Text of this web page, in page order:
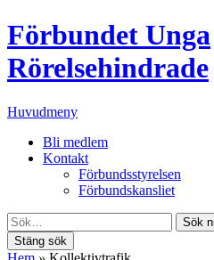
Förbundet Unga
Rörelsehindrade
Huvudmeny
Bli medlem
Kontakt
Förbundsstyrelsen
Förbundskansliet
Sök
Stäng sök